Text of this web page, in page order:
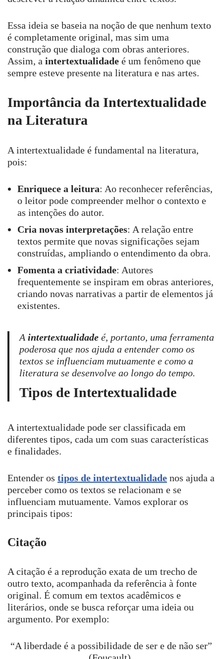
Essa ideia se baseia na noção de que nenhum texto
é completamente original, mas sim uma
construção que dialoga com obras anteriores.
Assim, a intertextualidade é um fenômeno que
sempre esteve presente na literatura e nas artes.
Importância da Intertextualidade
na Literatura
A intertextualidade é fundamental na literatura,
pois:
Enriquece a leitura: Ao reconhecer referências,
o leitor pode compreender melhor o contexto e
as intenções do autor.
Cria novas interpretações: A relação entre
textos permite que novas significações sejam
construídas, ampliando o entendimento da obra.
Fomenta a criatividade: Autores
frequentemente se inspiram em obras anteriores,
criando novas narrativas a partir de elementos já
existentes.
A intertextualidade é, portanto, uma ferramenta
poderosa que nos ajuda a entender como os
textos se influenciam mutuamente e como a
literatura se desenvolve ao longo do tempo.
Tipos de Intertextualidade
A intertextualidade pode ser classificada em
diferentes tipos, cada um com suas características
e finalidades.
Entender os tipos de intertextualidade nos ajuda a
perceber como os textos se relacionam e se
influenciam mutuamente. Vamos explorar os
principais tipos:
Citação
A citação é a reprodução exata de um trecho de
outro texto, acompanhada da referência à fonte
original. É comum em textos acadêmicos e
literários, onde se busca reforçar uma ideia ou
argumento. Por exemplo:
“A liberdade é a possibilidade de ser e de não ser”